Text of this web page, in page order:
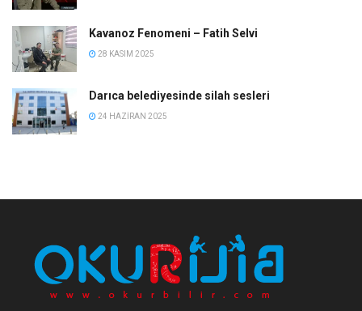
Kavanoz Fenomeni – Fatih Selvi
28 KASIM 2025
Darıca belediyesinde silah sesleri
24 HAZIRAN 2025